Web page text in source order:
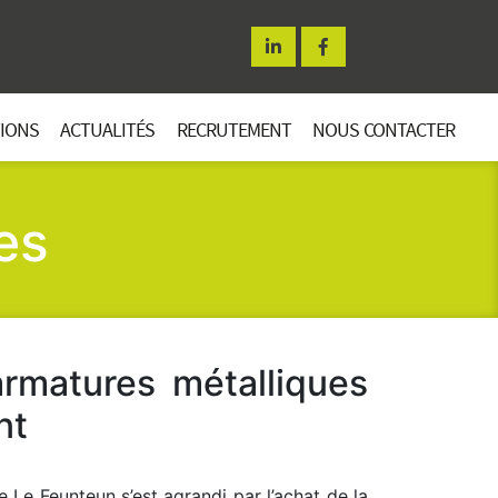
ACTUALITÉS RECRUTEMENT NOUS CONTACTER
métalliques